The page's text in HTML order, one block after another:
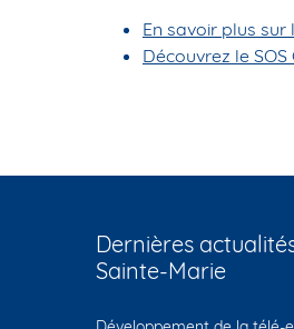
En savoir plus sur
Découvrez le SOS
Dernières
Sainte-Marie